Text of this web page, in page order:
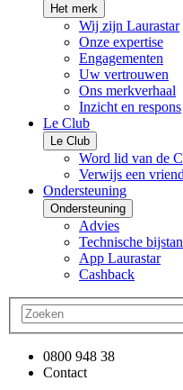
Het merk
Wij zijn Laurastar
Onze expertise
Engagementen
Uw vertrouwen
Ons merkverhaal
Inzicht en respons
Le Club
Le Club
Word lid van de
Verwijs een
Ondersteuning
Ondersteuning
Advies
Technische
App Laurastar
Cashback
0800 948 38
Contact